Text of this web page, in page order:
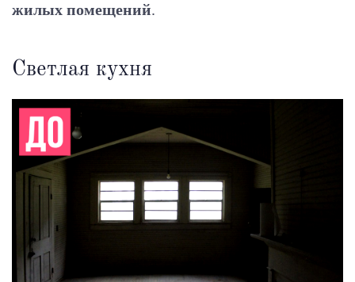
жилых помещений.
Светлая кухня